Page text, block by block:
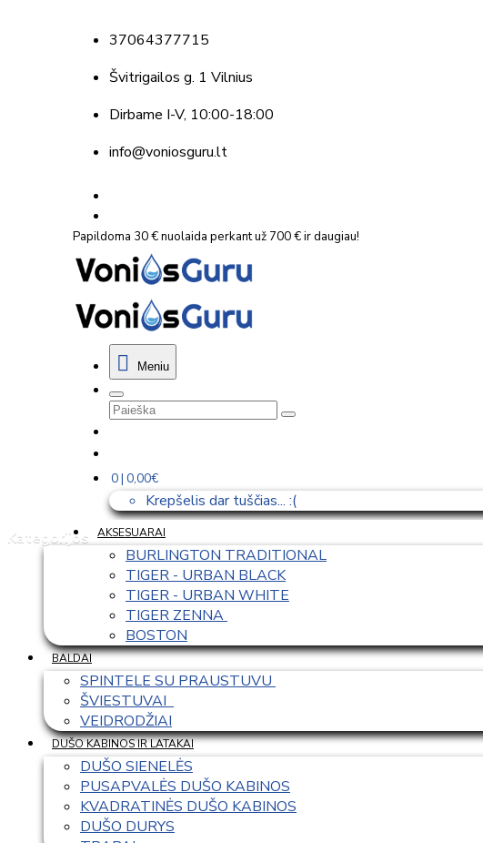
37064377715
Švitrigailos g. 1 Vilnius
Dirbame I-V, 10:00-18:00
info@voniosguru.lt
Papildoma 30 € nuolaida perkant už 700 € ir daugiau!
Meniu
0 | 0,00€
Krepšelis dar tuščias... :(
Kategorijos
AKSESUARAI
BURLINGTON TRADITIONAL
TIGER - URBAN BLACK
TIGER - URBAN WHITE
TIGER ZENNA
BOSTON
BALDAI
SPINTELE SU PRAUSTUVU
ŠVIESTUVAI
VEIDRODŽIAI
DUŠO KABINOS IR LATAKAI
DUŠO SIENELĖS
PUSAPVALĖS DUŠO KABINOS
KVADRATINĖS DUŠO KABINOS
DUŠO DURYS